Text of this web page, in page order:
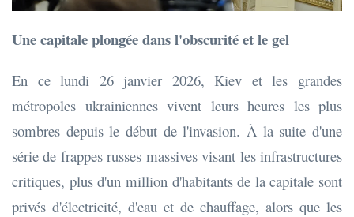
Une capitale plongée dans l'obscurité et le gel
En ce lundi 26 janvier 2026, Kiev et les grandes
métropoles ukrainiennes vivent leurs heures les plus
sombres depuis le début de l'invasion. À la suite d'une
série de frappes russes massives visant les infrastructures
critiques, plus d'un million d'habitants de la capitale sont
privés d'électricité, d'eau et de chauffage, alors que les